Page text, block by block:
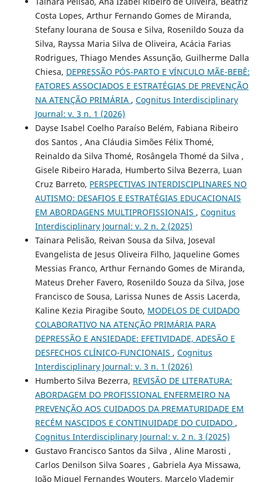
Costa Lopes, Arthur Fernando Gomes de Miranda,
Stefany lourana de Sousa e Silva, Rosenildo Souza da
Silva, Rayssa Maria Silva de Oliveira, Acácia Farias
Rodrigues, Thiago Mendes Assunção, Guilherme Dalla
Chiesa, DEPRESSÃO PÓS-PARTO E VÍNCULO MÃE-BEBÊ:
FATORES ASSOCIADOS E ESTRATÉGIAS DE PREVENÇÃO
NA ATENÇÃO PRIMÁRIA , Cognitus Interdisciplinary
Journal: v. 3 n. 1 (2026)
Dayse Isabel Coelho Paraíso Belém, Fabiana Ribeiro
dos Santos , Ana Cláudia Simões Félix Thomé,
Reinaldo da Silva Thomé, Rosângela Thomé da Silva ,
Gisele Ribeiro Harada, Humberto Silva Bezerra, Luan
Cruz Barreto, PERSPECTIVAS INTERDISCIPLINARES NO
AUTISMO: DESAFIOS E ESTRATÉGIAS EDUCACIONAIS
EM ABORDAGENS MULTIPROFISSIONAIS , Cognitus
Interdisciplinary Journal: v. 2 n. 2 (2025)
Tainara Pelisão, Reivan Sousa da Silva, Joseval
Evangelista de Jesus Oliveira Filho, Jaqueline Gomes
Messias Franco, Arthur Fernando Gomes de Miranda,
Mateus Dreher Favero, Rosenildo Souza da Silva, Jose
Francisco de Sousa, Larissa Nunes de Assis Lacerda,
Kaline Kezia Piragibe Souto, MODELOS DE CUIDADO
COLABORATIVO NA ATENÇÃO PRIMÁRIA PARA
DEPRESSÃO E ANSIEDADE: EFETIVIDADE, ADESÃO E
DESFECHOS CLÍNICO-FUNCIONAIS , Cognitus
Interdisciplinary Journal: v. 3 n. 1 (2026)
Humberto Silva Bezerra, REVISÃO DE LITERATURA:
ABORDAGEM DO PROFISSIONAL ENFERMEIRO NA
PREVENÇÃO AOS CUIDADOS DA PREMATURIDADE EM
RECÉM NASCIDOS E CONTINUIDADE DO CUIDADO ,
Cognitus Interdisciplinary Journal: v. 2 n. 3 (2025)
Gustavo Francisco Santos da Silva , Aline Marosti ,
Carlos Denilson Silva Soares , Gabriela Aya Missawa,
João Miguel Fernandes Wouters, Marcelo Vlademir